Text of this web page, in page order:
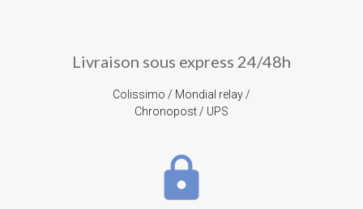
Livraison sous express 24/48h
Colissimo / Mondial relay /
Chronopost / UPS
lock